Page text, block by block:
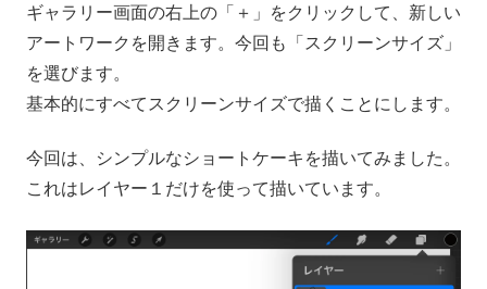
ギャラリー画面の右上の「＋」をクリックして、新しい
アートワークを開きます。今回も「スクリーンサイズ」
を選びます。
基本的にすべてスクリーンサイズで描くことにします。
今回は、シンプルなショートケーキを描いてみました。
これはレイヤー１だけを使って描いています。